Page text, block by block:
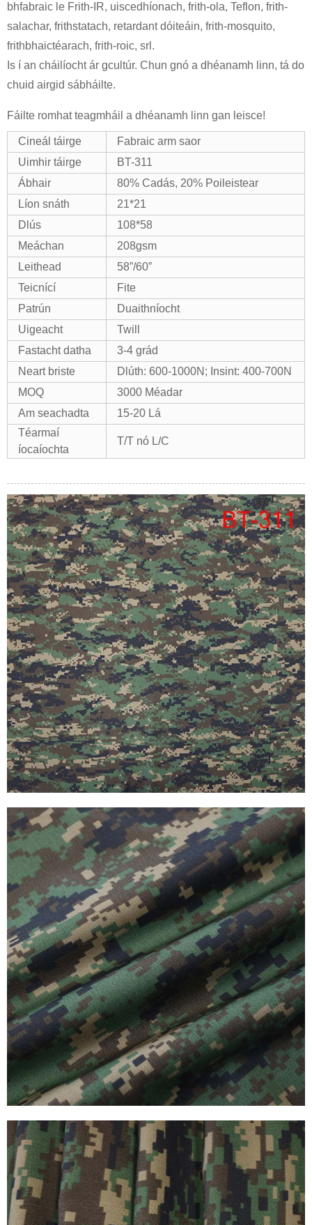
bhfabraic le Frith-IR, uiscedhíonach, frith-ola, Teflon, frith-
salachar, frithstatach, retardant dóiteáin, frith-mosquito,
frithbhaictéarach, frith-roic, srl.
Is í an cháilíocht ár gcultúr. Chun gnó a dhéanamh linn, tá do
chuid airgid sábháilte.
Fáilte romhat teagmháil a dhéanamh linn gan leisce!
Cineál táirge
Fabraic arm saor
Uimhir táirge
BT-311
Ábhair
80% Cadás, 20% Poileistear
Líon snáth
21*21
Dlús
108*58
Meáchan
208gsm
Leithead
58”/60”
Teicnící
Fite
Patrún
Duaithníocht
Uigeacht
Twill
Fastacht datha
3-4 grád
Neart briste
Dlúth: 600-1000N; Insint: 400-700N
MOQ
3000 Méadar
Am seachadta
15-20 Lá
Téarmaí
íocaíochta
T/T nó L/C